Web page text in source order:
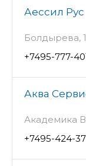
Аессил Рус
Болдырева, 1
+7495-777-
Аква
Академика
+7495-424-